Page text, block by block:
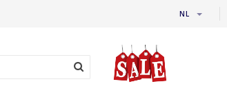
NL